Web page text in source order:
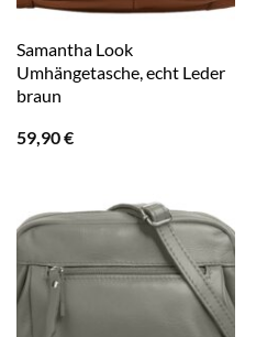
Samantha Look
Umhängetasche, echt Leder
braun
59,90€